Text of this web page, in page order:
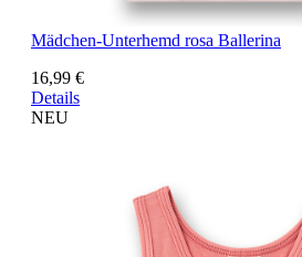
Mädchen-Unterhemd rosa Ballerina
16,99 €
Details
NEU